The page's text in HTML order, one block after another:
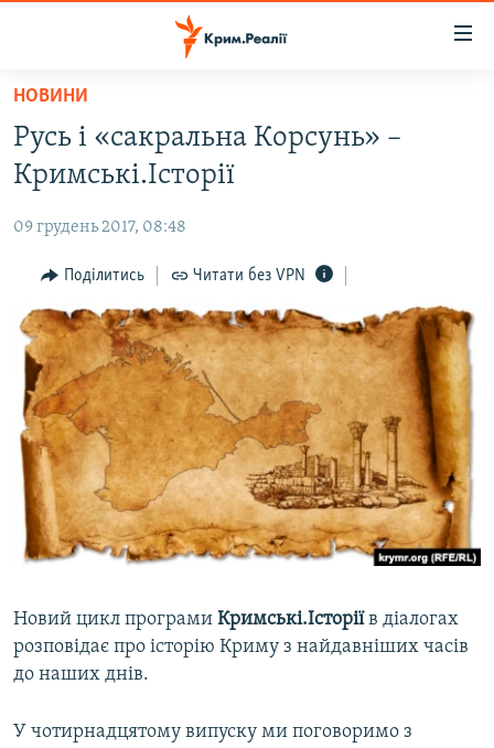
Перейти
основного
матеріалу
Перейти
до
навігації
Перейти
до
пошуку
ВОДА.КРИМ
ВІДЕО ТА ФОТО
ПОЛІТИКА
БЛОГИ
ПОГЛЯД
ІНТЕРВ'Ю
ВСЕ ЗА ДЕНЬ
СПЕЦПРОЕКТИ
ДЕПОРТАЦІЯ
ВІДЕОУРОКИ «ELIFBE»
СВІДЧЕННЯ ОКУПАЦІЇ
ЯК ОБІЙТИ БЛОКУВАННЯ
Русский
ДОЛУЧАЙСЯ!
Усі сайти RFE/RL
НОВИНИ
Русь і «сакральна Корсунь» –
Кримські.Історії
09 грудень 2017, 08:48
Поділитись Читати без VPN
Новий цикл програми Кримські.Історіїв діалогах
розповідає про історію Криму з найдавніших часів
до наших днів.
У чотирнадцятому випуску ми поговоримо з